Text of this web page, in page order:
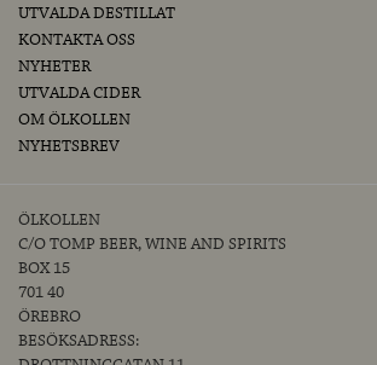
UTVALDA DESTILLAT
KONTAKTA OSS
NYHETER
UTVALDA CIDER
OM ÖLKOLLEN
NYHETSBREV
ÖLKOLLEN
C/O TOMP BEER, WINE AND SPIRITS
BOX 15
701 40
ÖREBRO
BESÖKSADRESS: